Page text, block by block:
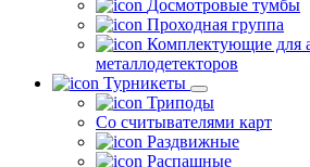
Досмотровые тумбы
Проходная группа
Комплектующие для
металлодетекторов
Турникеты
Триподы
Со считывателями карт
Раздвижные
Распашные